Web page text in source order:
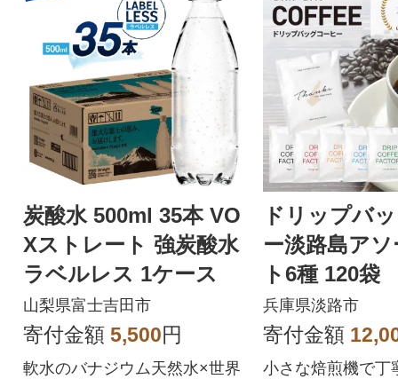
炭酸水 500ml 35本 VO
Xストレート 強炭酸水
ラベルレス 1ケース
山梨県富士吉田市
寄付金額 5,500円
軟水のバナジウム天然水×世界
ドリップバ
ー淡路島ア
ト6種 120
べ ドリッ
at14601
兵庫県淡路市
寄付金額
小さな焙煎機で丁